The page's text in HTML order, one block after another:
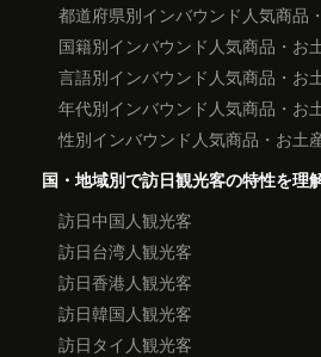
都道府県別インバウンド人気商品
国籍別インバウンド人気商品・お
言語別インバウンド人気商品・お
年代別インバウンド人気商品・お
性別インバウンド人気商品・お土
国・地域別で訪日観光客の特性を理
訪日中国人観光客
訪日台湾人観光客
訪日香港人観光客
訪日韓国人観光客
訪日タイ人観光客